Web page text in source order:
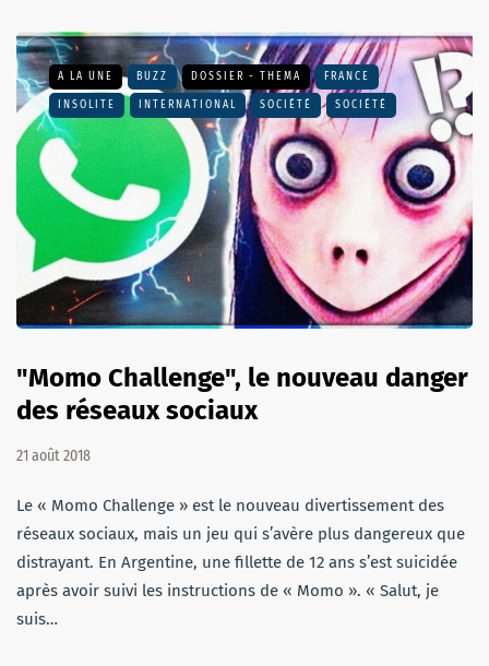
A LA UNE BUZZ DOSSIER - THEMA FRANCE
INSOLITE INTERNATIONAL SOCIÉTÉ SOCIÉTÉ
"Momo Challenge", le nouveau danger
des réseaux sociaux
21 août 2018
Le « Momo Challenge » est le nouveau divertissement des
réseaux sociaux, mais un jeu qui s’avère plus dangereux que
distrayant. En Argentine, une fillette de 12 ans s’est suicidée
après avoir suivi les instructions de « Momo ». « Salut, je
suis…